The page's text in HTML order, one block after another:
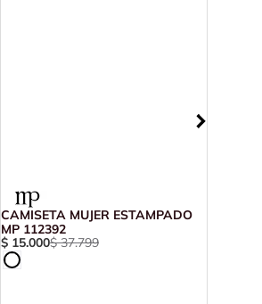
CAMISETA MUJER ESTAMPADO
MP 112392
$ 15.000$ 37.799